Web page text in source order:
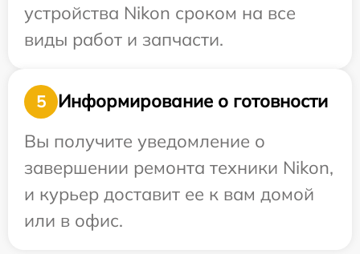
устройства Nikon сроком на все
виды работ и запчасти.
5
Информирование о готовности
Вы получите уведомление о
завершении ремонта техники Nikon,
и курьер доставит ее к вам домой
или в офис.